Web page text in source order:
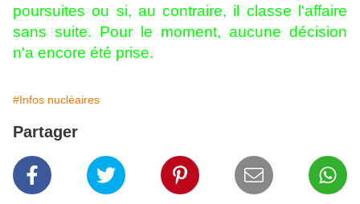
poursuites ou si, au contraire, il classe l'affaire
sans suite. Pour le moment, aucune décision
n'a encore été prise.
#Infos nucléaires
Partager